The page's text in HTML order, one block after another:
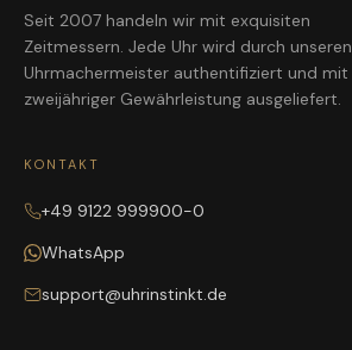
Seit 2007 handeln wir mit exquisiten
Zeitmessern. Jede Uhr wird durch unseren
Uhrmachermeister authentifiziert und mit
zweijähriger Gewährleistung ausgeliefert.
KONTAKT
+49 9122 999900-0
WhatsApp
support@uhrinstinkt.de